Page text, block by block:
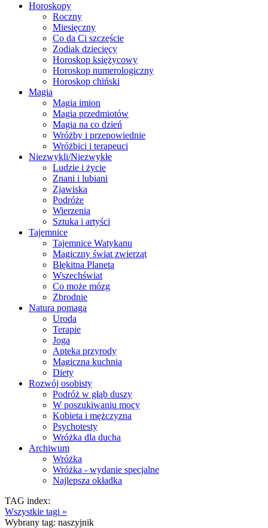
Horoskopy
Roczny
Miesięczny
Co da Ci szczęście
Zodiak dziecięcy
Horoskop księżycowy
Horoskop numerologiczny
Horoskop chiński
Magia
Magia imion
Magia przedmiotów
Magia na co dzień
Wróżby i przepowiednie
Wróżbici i terapeuci
Niezwykli/Niezwykłe
Ludzie i życie
Znani i lubiani
Zjawiska
Podróże
Wierzenia
Sztuka i artyści
Tajemnice
Tajemnice Watykanu
Magiczny świat zwierząt
Błękitna Planeta
Wszechświat
Co może mózg
Zbrodnie
Natura pomaga
Uroda
Terapie
Joga
Apteka przyrody
Magiczna kuchnia
Diety
Rozwój osobisty
Podróż w głąb duszy
W poszukiwaniu mocy
Kobieta i mężczyzna
Psychotesty
Wróżka dla ducha
Archiwum
Wróżka
Wróżka - wydanie specjalne
Najlepsza okładka
TAG index:
Wszystkie tagi »
Wybrany tag: naszyjnik